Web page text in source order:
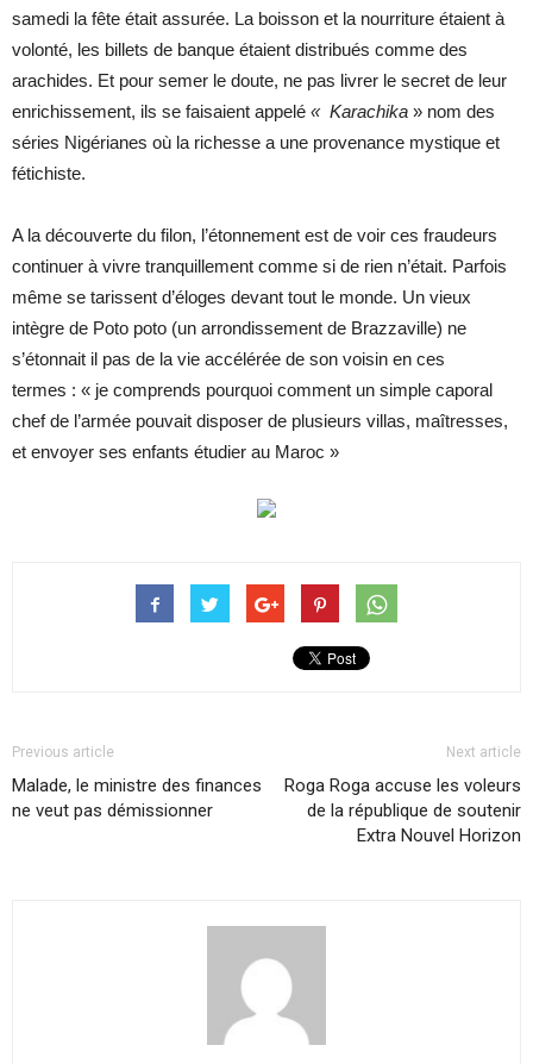
samedi la fête était assurée. La boisson et la nourriture étaient à
volonté, les billets de banque étaient distribués comme des
arachides. Et pour semer le doute, ne pas livrer le secret de leur
enrichissement, ils se faisaient appelé « Karachika » nom des
séries Nigérianes où la richesse a une provenance mystique et
fétichiste.
A la découverte du filon, l’étonnement est de voir ces fraudeurs
continuer à vivre tranquillement comme si de rien n’était. Parfois
même se tarissent d’éloges devant tout le monde. Un vieux
intègre de Poto poto (un arrondissement de Brazzaville) ne
s’étonnait il pas de la vie accélérée de son voisin en ces
termes : « je comprends pourquoi comment un simple caporal
chef de l’armée pouvait disposer de plusieurs villas, maîtresses,
et envoyer ses enfants étudier au Maroc »
Previous article
Malade, le ministre des finances
ne veut pas démissionner
Next article
Roga Roga accuse les voleurs
de la république de soutenir
Extra Nouvel Horizon